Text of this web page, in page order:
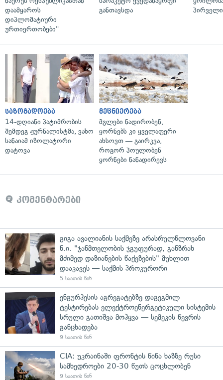
დაამყაროს
დიპლომატიური
ურთიერთობები"
განთავსდა
საზოგადოება
14-დღიანი პატიმრობის
შემდეგ ჟურნალისტმა, ვახო
სანაიამ იზოლატორი
დატოვა
მეცნიერება
მგლები ნადირობენ,
ყორნებს კი ყველაფერი
ახსოვთ — გაირკვა,
როგორ პოულობენ
ყორნები ნანადირევს
კომენტარები
გიგა ავალიანის საქმეზე არასრულწლოვანი
ნ.ი. "ჯანმთელობის ჯგუფურად, განზრახ
მძიმედ დაზიანების წაქეზების" მუხლით
დააკავეს — საქმის პროკურორი
5 საათის წინ
ენგურჰესის აგრეგატებზე დაგეგმილ
ტესტირებას ელექტროენერგეტიკული სისტემის
სრული გათიშვა მოჰყვა — სემეკის წევრის
განცხადება
9 საათის წინ
CIA: უკრაინაში ფრონტის წინა ხაზზე რუსი
სამხედროები 20-30 წუთს ცოცხლობენ
9 საათის წინ